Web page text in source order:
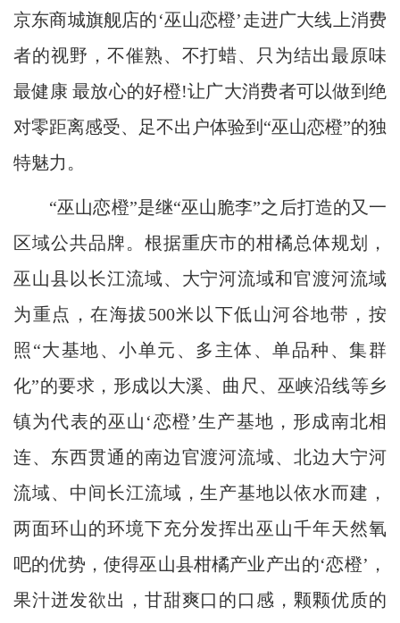
京东商城旗舰店的‘巫山恋橙’走进广大线上消费
者的视野，不催熟、不打蜡、只为结出最原味
最健康 最放心的好橙!让广大消费者可以做到绝
对零距离感受、足不出户体验到“巫山恋橙”的独
特魅力。
“巫山恋橙”是继“巫山脆李”之后打造的又一
区域公共品牌。根据重庆市的柑橘总体规划，
巫山县以长江流域、大宁河流域和官渡河流域
为重点，在海拔500米以下低山河谷地带，按
照“大基地、小单元、多主体、单品种、集群
化”的要求，形成以大溪、曲尺、巫峡沿线等乡
镇为代表的巫山‘恋橙’生产基地，形成南北相
连、东西贯通的南边官渡河流域、北边大宁河
流域、中间长江流域，生产基地以依水而建，
两面环山的环境下充分发挥出巫山千年天然氧
吧的优势，使得巫山县柑橘产业产出的‘恋橙’，
果汁迸发欲出，甘甜爽口的口感，颗颗优质的